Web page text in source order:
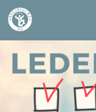
Fortsæt
Arbejdsglæde